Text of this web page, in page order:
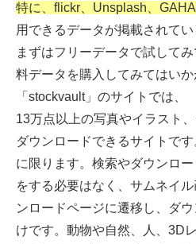
特に、flickr、Unsplash、
用できるデータが掲載されてい
まずはフリーデータで試して
料データを購入してみてはいか
「stockvault」のサイトでは、
13万点以上の写真やイラスト
ダウンロードできるサイトで
に限ります。検索やダウンロ
をする必要はなく、サムネイ
ンロードページに遷移し、ダ
けです。動物や自然、人、3D